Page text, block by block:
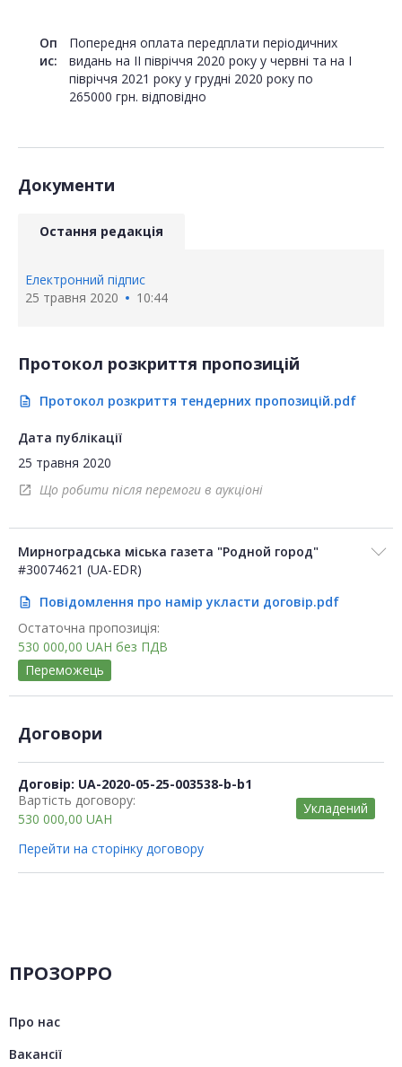
Оп
ис:
Попередня оплата передплати періодичних
видань на ІІ півріччя 2020 року у червні та на І
півріччя 2021 року у грудні 2020 року по
265000 грн. відповідно
Документи
Остання редакція
Електронний підпис
25 травня 2020
10:44
Протокол розкриття пропозицій
description Протокол розкриття тендерних пропозицій.pdf
Дата публікації
25 травня 2020
open_in_new Що робити після перемоги в аукціоні
Мирноградська міська газета "Родной город"
#30074621 (UA-EDR)
description
Повідомлення про намір укласти договір.pdf
Остаточна пропозиція:
530 000,00 UAH без ПДВ
Переможець
Договори
Договір: UA-2020-05-25-003538-b-b1
Вартість договору:
530 000,00 UAH
Укладений
Перейти на сторінку договору
ПРОЗОРРО
Про нас
Вакансії